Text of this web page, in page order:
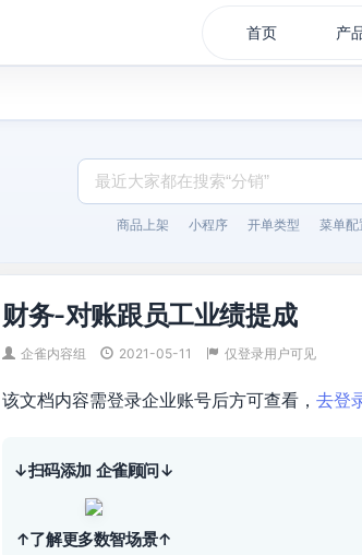
首页 产
商品上架 小程序 开单类型 菜单配
财务-对账跟员工业绩提成
企雀内容组 2021-05-11 仅登录用户可见
该文档内容需登录企业账号后方可查看， 去登
↓扫码添加 企雀顾问↓
↑了解更多数智场景↑